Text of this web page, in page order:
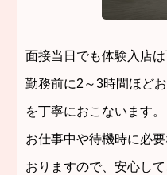
面接当日でも体験入店
勤務前に2～3時間ほど
を丁寧におこないます。
お仕事中や待機時に必
おりますので、安心して